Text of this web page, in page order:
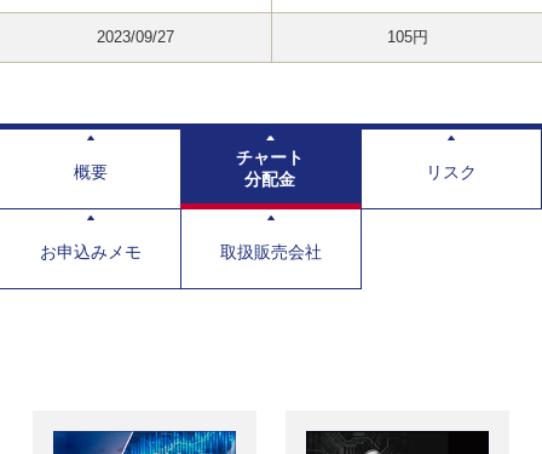
2023/09/27 105円
概要
チャート
分配金
リスク
お申込みメモ 取扱販売会社